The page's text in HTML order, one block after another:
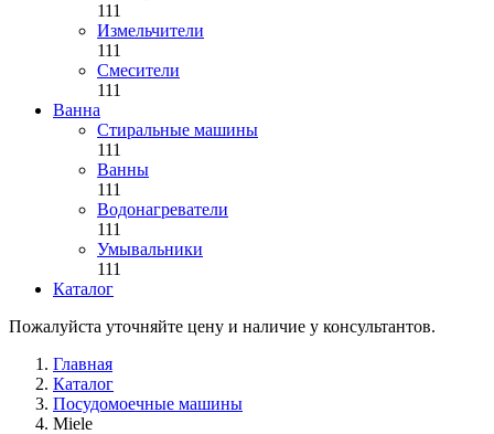
111
Измельчители
111
Смесители
111
Ванна
Стиральные машины
111
Ванны
111
Водонагреватели
111
Умывальники
111
Каталог
Пожалуйста уточняйте цену и наличие у консультантов.
Главная
Каталог
Посудомоечные машины
Miele